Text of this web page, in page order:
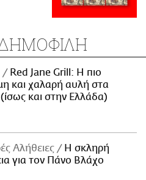
Red Jane Grill: Η πιο
και χαλαρή αυλή στα
και στην Ελλάδα)
Αλήθειες
H σκληρή
για τον Πάνο Βλάχο